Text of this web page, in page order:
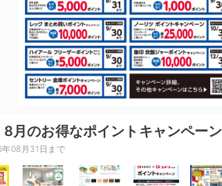
8月のお得なポイントキャンペーン
08月31日まで